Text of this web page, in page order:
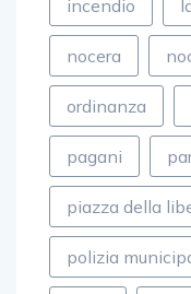
incendio
nocera
ordinanza
pagani
piazza della
polizia